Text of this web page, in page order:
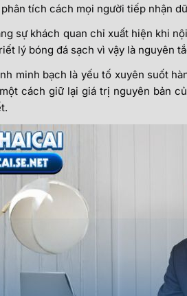
tích cách mọi người tiếp nhận
sự khách quan chỉ xuất hiện khi
lý bóng đá sạch vì vậy là nguyên
minh bạch là yếu tố xuyên suốt
cách giữ lại giá trị nguyên bản